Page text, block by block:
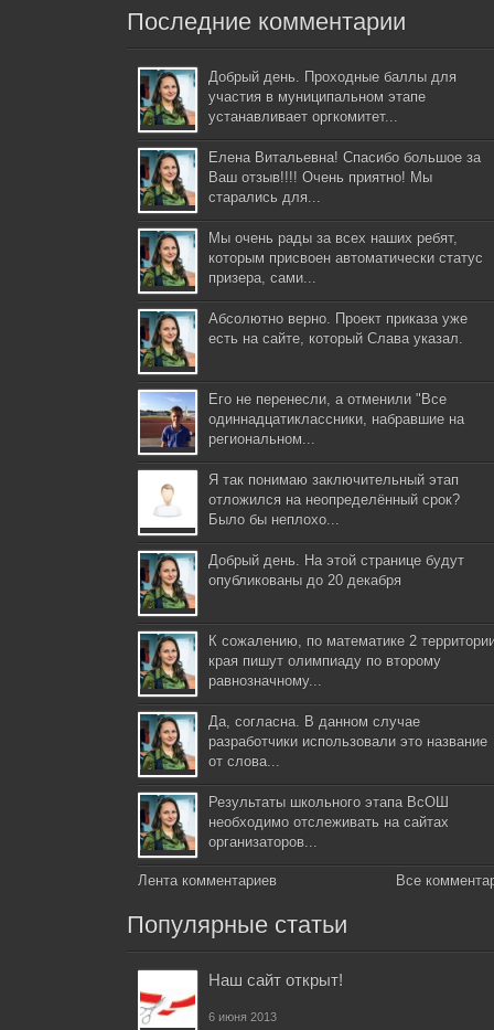
Последние комментарии
Добрый день. Проходные баллы для
участия в муниципальном этапе
устанавливает оргкомитет...
Елена Витальевна! Спасибо большое за
Ваш отзыв!!!! Очень приятно! Мы
старались для...
Мы очень рады за всех наших ребят,
которым присвоен автоматически статус
призера, сами...
Абсолютно верно. Проект приказа уже
есть на сайте, который Слава указал.
Его не перенесли, а отменили "Все
одиннадцатиклассники, набравшие на
региональном...
Я так понимаю заключительный этап
отложился на неопределённый срок?
Было бы неплохо...
Добрый день. На этой странице будут
опубликованы до 20 декабря
К сожалению, по математике 2
края пишут олимпиаду по второму
равнозначному...
Да, согласна. В данном случае
разработчики использовали это название
от слова...
Результаты школьного этапа ВсОШ
необходимо отслеживать на сайтах
организаторов...
Лента комментариев Все
Популярные статьи
Наш сайт открыт!
6 июня 2013